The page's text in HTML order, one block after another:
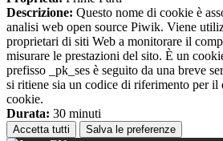
Descrizione: Questo nome di cookie è
analisi web open source Piwik. Viene
proprietari di siti Web a monitorare il
misurare le prestazioni del sito. È un
prefisso _pk_ses è seguito da una breve
si ritiene sia un codice di riferimento per il
cookie.
Durata: 30 minuti
Accetta tutti Salva le preferenze